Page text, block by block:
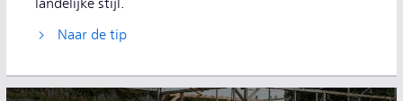
landelijke stijl.
Naar de tip